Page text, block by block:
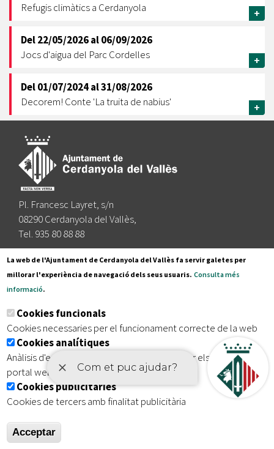
Refugis climàtics a Cerdanyola
+
Del22/05/2026al06/09/2026
Jocs d'aigua del Parc Cordelles
+
Del01/07/2024al31/08/2026
Decorem! Conte 'La truita de nabius'
+
Pl. Francesc Layret, s/n
08290 Cerdanyola del Vallès,
Tel. 935 80 88 88
Segueix-nos a:
Subscriu-te al nostre butlletí
Inici | Avís legal | Protecció de dades Mapa del lloc
| Accessibilitat
La web de l'Ajuntament de Cerdanyola del Vallès fa servir galetes per
millorar l'experiència de navegació dels seus usuaris. Consulta més
informació.
Cookies funcionals
Cookies necessaries per el funcionament correcte de la web
Cookies analítiques
Anàlisis d'estadístiques que permeten millorar els serveis del
portal web
Cookies publicitàries
Cookies de tercers amb finalitat publicitària
Acceptar